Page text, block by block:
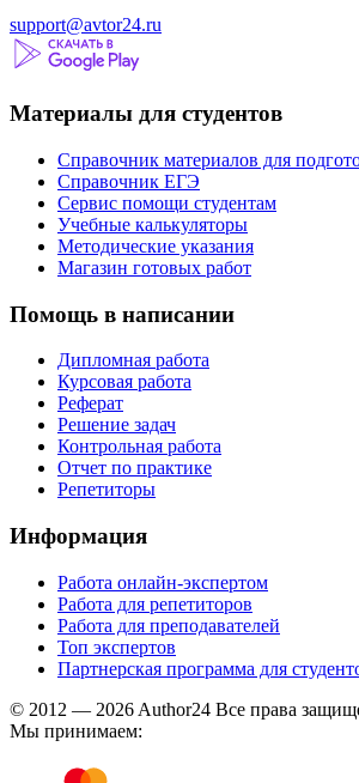
support@avtor24.ru
Материалы для студентов
Справочник материалов для
Справочник ЕГЭ
Сервис помощи студентам
Учебные калькуляторы
Методические указания
Магазин готовых работ
Помощь в написании
Дипломная работа
Курсовая работа
Реферат
Решение задач
Контрольная работа
Отчет по практике
Репетиторы
Информация
Работа онлайн-экспертом
Работа для репетиторов
Работа для преподавателей
Топ экспертов
Партнерская программа для
© 2012 — 2026 Author24 Все права
Мы принимаем: